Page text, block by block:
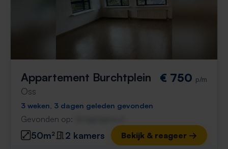
Appartement Burchtplein
Oss
€ 750 p/m
3 weken, 3 dagen geleden gevonden
Gevonden op:
50m² 2 kamers Bekijk & reageer →